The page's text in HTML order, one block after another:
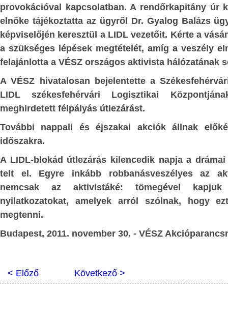
mint új
-
időszerű
és éhezés
; -
:
és a
világ és az
szintjein
jellege: az
az ingyen
-
-
szavazóinak jelentős részét is
azokra az országokra is igaz,
migráció-ellenes erők, ha nagy
is törtek, nem jutottak el a
szükséges győzelemig. De sok
migrációt ellenző pártok
választásokat.
Biztosra vehető, hogy a magyar
számára is döntő szempont lesz a
kérdése.
1. Miben soros Soros? – néhány sor
Soros György szellemi-morális elődei
lerabolták és kifosztották Afrikát és
euró-amerikai technikai civilizációt
Kétségtelenül van különbség a rémtettek
között. Történelmi tény például, hogy a
provokációval kapcsolatban. A rendőrkapitány úr
elnöke tájékoztatta az ügyről Dr. Gyalog Balázs
képviselőjén keresztül a LIDL vezetőit. Kérte a
a szükséges lépések megtételét, amíg a veszély
felajánlotta a VÉSZ országos aktivista hálózatának
A VÉSZ hivatalosan bejelentette a
LIDL székesfehérvári Logisztikai
meghirdetett félpályás útlezárást.
További nappali és éjszakai akciók állnak
időszakra.
A LIDL-blokád útlezárás kilencedik napja a
telt el. Egyre inkább robbanásveszélyes az
nemcsak az aktivistáké: tömegével
nyilatkozatokat, amelyek arról szólnak, hogy
megtenni.
Budapest, 2011. november 30. - VÉSZ
< Előző Következő >